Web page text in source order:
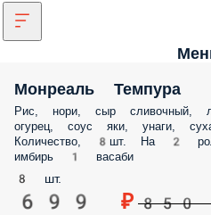
Монреаль Темпура
Рис, нори, сыр сливочный,
огурец, соус яки, унаги,
Количество, 8шт. На 2
имбирь 1 васаби
8 шт.
699 ₽ 850